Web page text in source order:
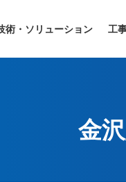
術・ソリューション 工
金